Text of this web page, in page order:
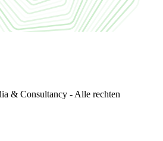
& Consultancy - Alle rechten